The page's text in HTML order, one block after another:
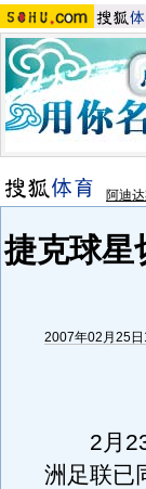
阿迪
捷克球星
2007年02月25
2月23
洲足联已